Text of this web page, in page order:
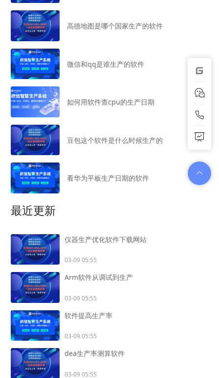
高德地图是哪个国家生产的软件
微信和qq是谁生产的软件
如何用软件查cpu的生产日期
豆包这个软件是什么时候生产的
看华为平板生产日期的软件
最近更新
仪器生产优化软件下载网站
03-09 05:55
Arm软件从调试到生产
03-09 05:55
软件提高生产率
03-09 05:55
dea生产率测算软件
03-09 05:55